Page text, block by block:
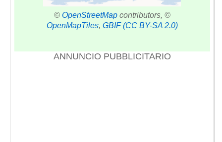
© OpenStreetMapcontributors, ©
OpenMapTiles, GBIF (CC BY-SA 2.0)
ANNUNCIO PUBBLICITARIO